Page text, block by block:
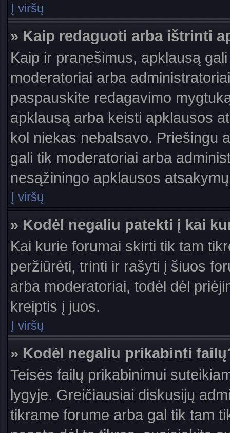
Į viršų
» Kaip redaguoti arba ištrinti
Kaip ir pranešimus, apklausą
moderatoriai arba
paspauskite redagavimo
apklausą arba keisti apklausos
kol niekas nebalsavo. Priešingu
gali tik moderatoriai arba
nesąžiningo apklausos
Į viršų
» Kodėl negaliu patekti į kai
Kai kurie forumai skirti tik tam
peržiūrėti, trinti ir rašyti į šiuos
arba moderatoriai, todėl dėl
kreiptis į juos.
Į viršų
» Kodėl negaliu prikabinti
Teisės failų prikabinimui
lygyje. Greičiausiai diskusijų
tikrame forume arba gal tik tam